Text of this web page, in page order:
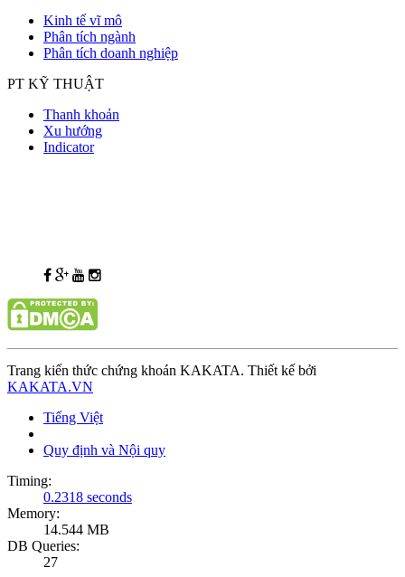
Kinh tế vĩ mô
Phân tích ngành
Phân tích doanh nghiệp
PT KỸ THUẬT
Thanh khoản
Xu hướng
Indicator
Trang kiến thức chứng khoán KAKATA. Thiết kế bởi
KAKATA.VN
Tiếng Việt
Quy định và Nội quy
Timing:
0.2318 seconds
Memory:
14.544 MB
DB Queries:
27